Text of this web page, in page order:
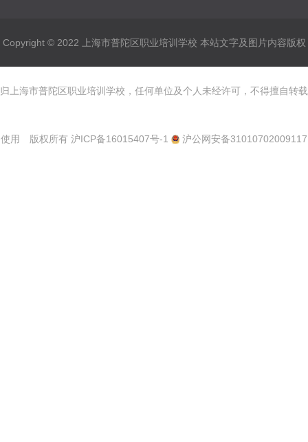
Copyright © 2022 上海市普陀区职业培训学校 本站文字及图片内容版权
归上海市普陀区职业培训学校，任何单位及个人未经许可，不得擅自转载
使用 版权所有 沪ICP备16015407号-1 沪公网安备31010702009117